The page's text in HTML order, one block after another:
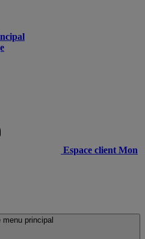
Espace client Mon
menu principal